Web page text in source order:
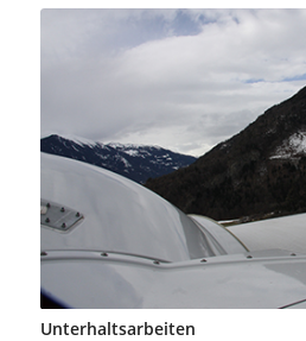
Unterhaltsarbeiten